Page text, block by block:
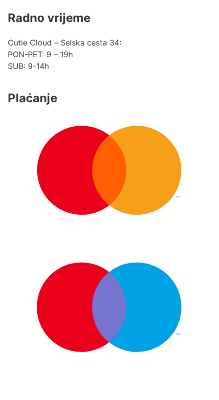
Radno vrijeme
Cutie Cloud – Selska cesta 34:
PON-PET: 9 – 19h
SUB: 9-14h
Plaćanje